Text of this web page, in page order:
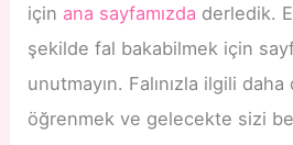
için ana sayfamızda derledik.
şekilde fal bakabilmek için
unutmayın. Falınızla ilgili daha
öğrenmek ve gelecekte sizi